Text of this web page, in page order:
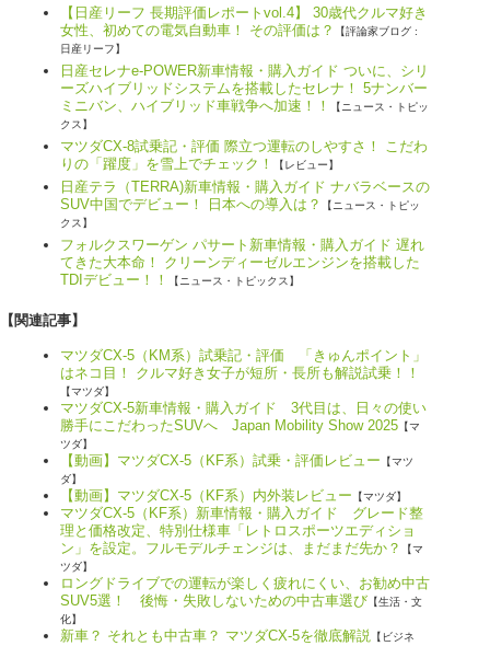
【日産リーフ 長期評価レポートvol.4】 30歳代クルマ好き
女性、初めての電気自動車！ その評価は？
【評論家ブログ :
日産リーフ】
日産セレナe-POWER新車情報・購入ガイド ついに、シリ
ーズハイブリッドシステムを搭載したセレナ！ 5ナンバー
ミニバン、ハイブリッド車戦争へ加速！！
【ニュース・トピッ
クス】
マツダCX-8試乗記・評価 際立つ運転のしやすさ！ こだわ
りの「躍度」を雪上でチェック！
【レビュー】
日産テラ（TERRA)新車情報・購入ガイド ナバラベースの
SUV中国でデビュー！ 日本への導入は？
【ニュース・トピッ
クス】
フォルクスワーゲン パサート新車情報・購入ガイド 遅れ
てきた大本命！ クリーンディーゼルエンジンを搭載した
TDIデビュー！！
【ニュース・トピックス】
【関連記事】
マツダCX-5（KM系）試乗記・評価 「きゅんポイント」
はネコ目！ クルマ好き女子が短所・長所も解説試乗！！
【マツダ】
マツダCX-5新車情報・購入ガイド 3代目は、日々の使い
勝手にこだわったSUVへ Japan Mobility Show 2025 【マ
ツダ】
【動画】マツダCX-5（KF系）試乗・評価レビュー 【マツ
ダ】
【動画】マツダCX-5（KF系）内外装レビュー 【マツダ】
マツダCX-5（KF系）新車情報・購入ガイド グレード整
理と価格改定、特別仕様車「レトロスポーツエディショ
ン」を設定。フルモデルチェンジは、まだまだ先か？
【マ
ツダ】
ロングドライブでの運転が楽しく疲れにくい、お勧め中古
SUV5選！ 後悔・失敗しないための中古車選び 【生活・文
化】
新車？ それとも中古車？ マツダCX-5を徹底解説 【ビジネ